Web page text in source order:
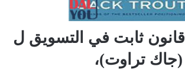
٤ كتاب ٢٢ قانون ثابت في التسويق ل
(جاك تراوت)،